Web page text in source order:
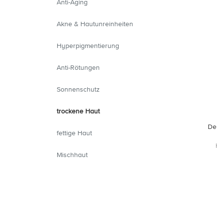
Anti-Aging
Akne & Hautunreinheiten
Hyperpigmentierung
Anti-Rötungen
Sonnenschutz
trockene Haut
fettige Haut
Mischhaut